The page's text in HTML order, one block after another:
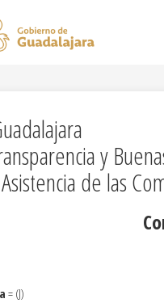
y
de las
= (J)